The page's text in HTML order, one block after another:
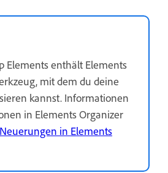
Elements enthält Elements
mit dem du deine
kannst. Informationen
in Elements Organizer
Neuerungen in Elements